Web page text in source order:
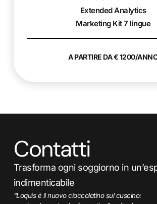
Extended Analytics
Marketing Kit 7 lingue
A PARTIRE DA € 1200/
Contatti
Trasforma ogni soggiorno in
indimenticabile
“Loquis è il nuovo cioccolatino sul cuscino: